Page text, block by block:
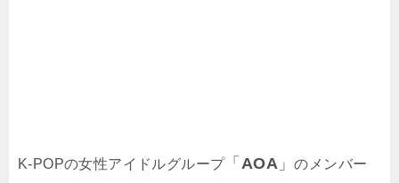
K-POPの女性アイドルグループ「 AOA 」のメンバー